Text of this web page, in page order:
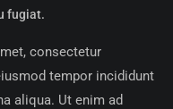
fugiat.
consectetur
tempor incididunt
aliqua. Ut enim ad